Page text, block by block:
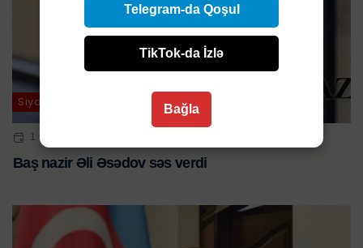
Siyasət
1 SEN 2024 | 10:35
Baş nazir Əli Əsədov səs verdi
Telegram-da Qoşul
TikTok-da İzlə
Bağla